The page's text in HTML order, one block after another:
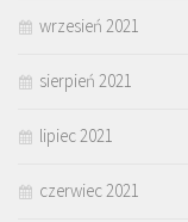
wrzesień 2021
sierpień 2021
lipiec 2021
czerwiec 2021